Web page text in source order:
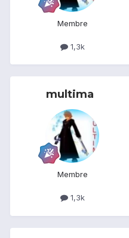
Membre
1,3k
multima
Membre
1,3k